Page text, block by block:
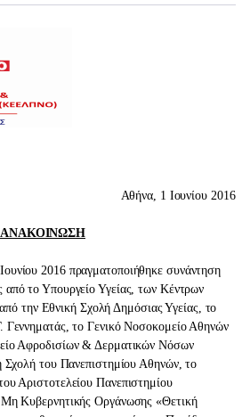
Αθήνα, 1 Ιουνίου 2016
ΑΝΑΚΟΙΝΩΣΗ
2016 πραγματοποιήθηκε συνάντηση
το Υπουργείο Υγείας, των Κέντρων
από την Εθνική Σχολή Δημόσιας Υγείας, το
Γεννηματάς, το Γενικό Νοσοκομείο Αθηνών
Αφροδισίων & Δερματικών Νόσων
Σχολή του Πανεπιστημίου Αθηνών, το
Αριστοτελείου Πανεπιστημίου
Κυβερνητικής Οργάνωσης «Θετική